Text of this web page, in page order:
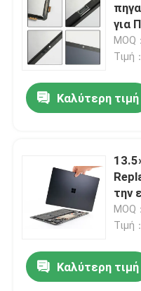
για
Τιμή
Καλύτερη τιμή
την
Τιμή
Καλύτερη τιμή